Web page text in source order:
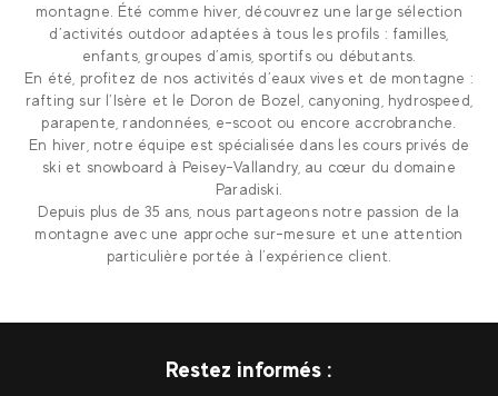
montagne. Été comme hiver, découvrez une large sélection
d’activités outdoor adaptées à tous les profils : familles,
enfants, groupes d’amis, sportifs ou débutants.
En été, profitez de nos activités d’eaux vives et de montagne :
rafting sur l’Isère et le Doron de Bozel, canyoning, hydrospeed,
parapente, randonnées, e-scoot ou encore accrobranche.
En hiver, notre équipe est spécialisée dans les cours privés de
ski et snowboard à Peisey-Vallandry, au cœur du domaine
Paradiski.
Depuis plus de 35 ans, nous partageons notre passion de la
montagne avec une approche sur-mesure et une attention
particulière portée à l’expérience client.
Restez informés :